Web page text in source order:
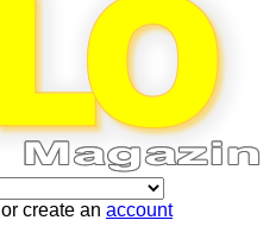
or create an account